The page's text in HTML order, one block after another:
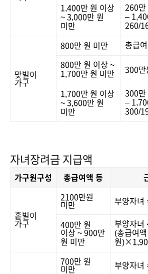
1,400만 원 이상
~ 3,000만 원
미만
260만
–
260/
맞벌이
가구
800만 원 미만 총급
800만 원 이상 ~
1,700만 원 미만
300만
1,700만 원 이상
~ 3,600만 원
미만
300만
–
300/
자녀장려금 지급액
가구원구성 총급여액 등
홑벌이
가구
2100만원
미만
부양자녀
400만 원
이상 ~ 900만
원 미만
부양자
(총급여
원
700만 원
미만
부양자녀